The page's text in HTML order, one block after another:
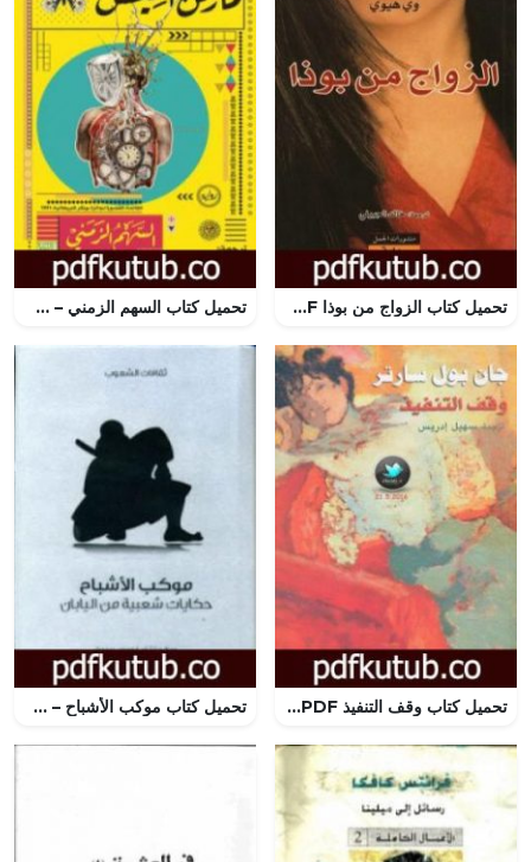
تحميل كتاب الزواج من بوذا PDF تأليف وي هيوي مجانا [كامل] تحميل كتاب السهم الزمني – طبيعة الجريمة PDF تأليف مارتن أميس مجانا [كامل]
تحميل كتاب وقف التنفيذ PDF تأليف جان بول سارتر مجانا [كامل] تحميل كتاب موكب الأشباح – حكايات شعبية من اليابان PDF تأليف ريتشارد غوردون سميث مجانا [كامل]